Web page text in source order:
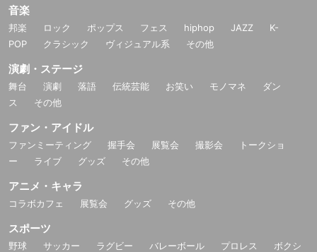
音楽
邦楽 ロック ポップス フェス hiphop JAZZ
K-
POP
クラシック ヴィジュアル系 その他
演劇・ステージ
舞台 演劇 落語 伝統芸能 お笑い モノマネ
ダン
ス
その他
ファン・アイドル
ファンミーティング 握手会 展覧会 撮影会
トークショ
ー
ライブ グッズ その他
アニメ・キャラ
コラボカフェ 展覧会 グッズ その他
スポーツ
野球 サッカー ラグビー バレーボール プロレス
ボクシ